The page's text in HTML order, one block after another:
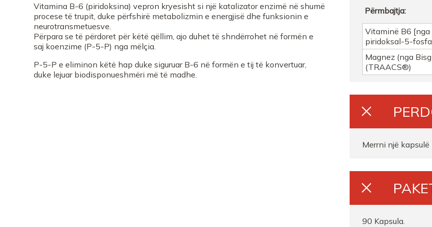
Vitamina B-6 (piridoksina) vepron kryesisht si një katalizator enzimë në shumë
procese të trupit, duke përfshirë metabolizmin e energjisë dhe funksionin e
neurotransmetuesve.
Përpara se të përdoret për këtë qëllim, ajo duhet të shndërrohet në formën e
saj koenzime (P-5-P) nga mëlçia.
P-5-P e eliminon këtë hap duke siguruar B-6 në formën e tij të konvertuar,
duke lejuar biodisponueshmëri më të madhe.
Përmbajtja:
Vitaminë B6
piridoksal-5-
Magnez (nga
(TRAACS®)
Merrni një
90 Kapsula.